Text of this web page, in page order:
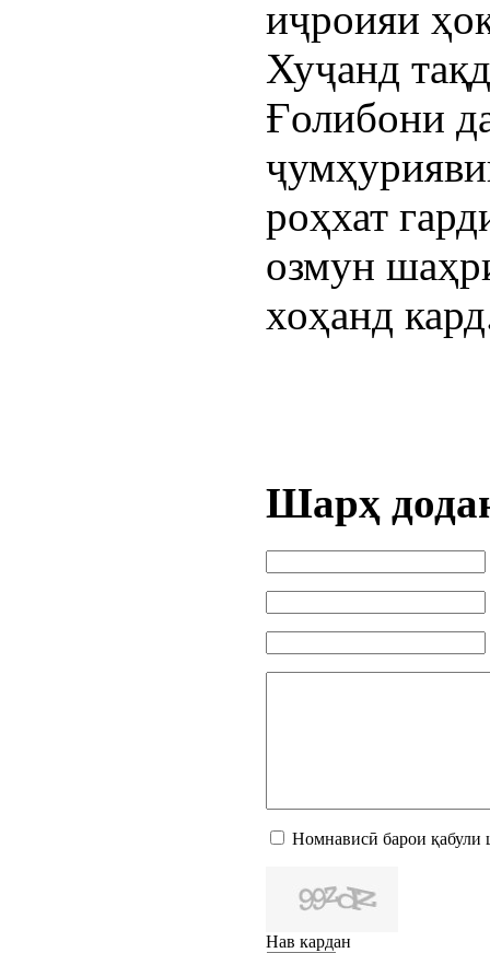
иҷроияи
Хуҷанд
Ғолибони
роҳхат
озмун
хоҳанд
Шарҳ
Номнависӣ барои қабули
Нав кардан